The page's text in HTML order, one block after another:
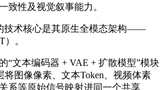
致性及视觉叙事能力。
技术核心是其原生全模态架构——
）。
“文本编码器 + VAE + 扩散模型”模块
图像像素、文本Token、视频体素
系等原始信号映射进同一个共享